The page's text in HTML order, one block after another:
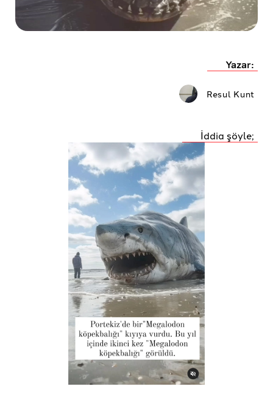
Yazar:
Resul Kunt
İddia şöyle;